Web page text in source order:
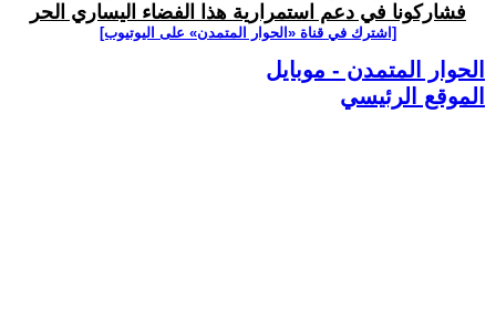
فشاركونا في دعم استمرارية هذا الفضاء اليساري الحر
[اشترك في قناة ‫«الحوار المتمدن» على اليوتيوب]
الحوار المتمدن - موبايل
الموقع الرئيسي